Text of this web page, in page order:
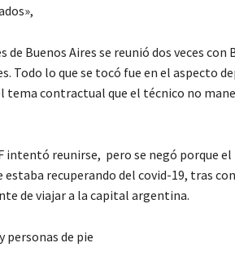
de Buenos Aires se reunió dos veces con
Todo lo que se tocó fue en el aspecto
tema contractual que el técnico no
intentó reunirse, pero se negó porque
estaba recuperando del covid-19, tras
de viajar a la capital argentina.